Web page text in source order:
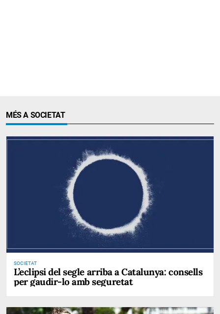
MÉS A SOCIETAT
SOCIETAT
L’eclipsi del segle arriba a Catalunya: consells
per gaudir-lo amb seguretat